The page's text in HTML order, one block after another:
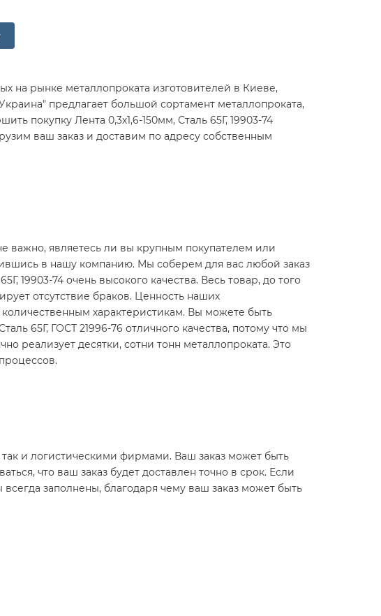
на рынке металлопроката изготовителей в Киеве,
предлагает большой сортамент металлопроката,
покупку Лента 0,3х1,6-150мм, Сталь 65Г, 19903-74
ваш заказ и доставим по адресу собственным
являетесь ли вы крупным покупателем или
в нашу компанию. Мы соберем для вас любой заказ
19903-74 очень высокого качества. Весь товар, до того
отсутствие браков. Ценность наших
характеристикам. Вы можете быть
65Г, ГОСТ 21996-76 отличного качества, потому что мы
реализует десятки, сотни тонн металлопроката. Это
так и логистическими фирмами. Ваш заказ может быть
что ваш заказ будет доставлен точно в срок. Если
заполнены, благодаря чему ваш заказ может быть